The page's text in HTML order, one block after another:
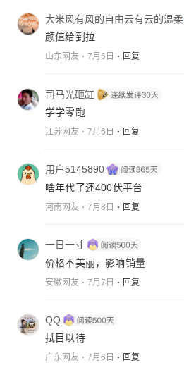
大米风有风的自由云有云的温柔
颜值给到拉
山东网友 7月6日 回复
司马光砸缸
学学零跑
江苏网友 7月6日 回复
用户5145890
啥年代了还400伏平台
河南网友 7月8日 回复
一日一寸
价格不美丽，影响销量
安徽网友 7月7日 回复
QQ
拭目以待
广东网友 7月6日 回复